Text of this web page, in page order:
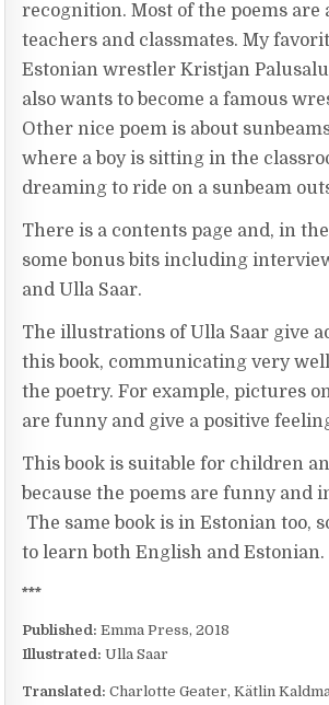
recognition. Most of the poems are
teachers and classmates. My
Estonian wrestler Kristjan
also wants to become a famous
Other nice poem is about
where a boy is sitting in the
dreaming to ride on a sunbeam
There is a contents page and, in
some bonus bits including
and Ulla Saar.
The illustrations of Ulla Saar give
this book, communicating very
the poetry. For example, pictures
are funny and give a positive
This book is suitable for children
because the poems are funny and
The same book is in Estonian too,
to learn both English and Estonian.
***
Published: Emma Press, 2018
Illustrated: Ulla Saar
Translated:Charlotte Geater, Kätlin